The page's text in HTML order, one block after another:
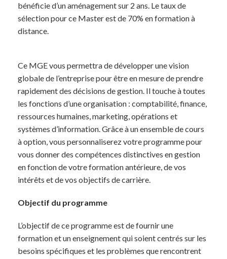
bénéficie d’un aménagement sur 2 ans. Le taux de
sélection pour ce Master est de 70% en formation à
distance.
Ce MGE vous permettra de développer une vision
globale de l’entreprise pour être en mesure de prendre
rapidement des décisions de gestion. Il touche à toutes
les fonctions d’une organisation : comptabilité, finance,
ressources humaines, marketing, opérations et
systèmes d’information. Grâce à un ensemble de cours
à option, vous personnaliserez votre programme pour
vous donner des compétences distinctives en gestion
en fonction de votre formation antérieure, de vos
intérêts et de vos objectifs de carrière.
Objectif du programme
L’objectif de ce programme est de fournir une
formation et un enseignement qui soient centrés sur les
besoins spécifiques et les problèmes que rencontrent